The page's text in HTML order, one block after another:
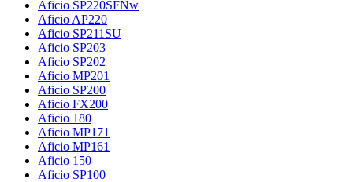
Aficio SP220SFNw
Aficio AP220
Aficio SP211SU
Aficio SP203
Aficio SP202
Aficio MP201
Aficio SP200
Aficio FX200
Aficio 180
Aficio MP171
Aficio MP161
Aficio 150
Aficio SP100